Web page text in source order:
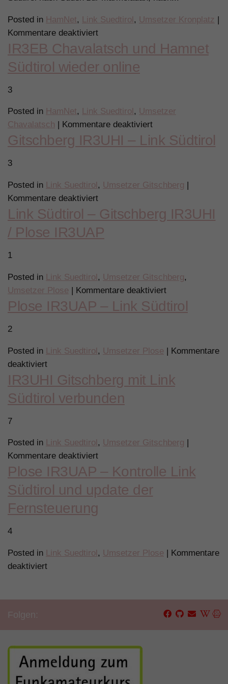
Posted in HamNet, Link Suedtirol, Umsetzer Kronplatz |
Kommentare deaktiviertfür
Kronplatz
IR3DV
–
IR3EB Chavalatsch und Hamnet
Südtirol wieder online
3
Posted in HamNet, Link Suedtirol , Umsetzer
Chavalatsch
Kommentare deaktiviertfür
IR3EB
Südtirol
online
Gitschberg IR3UHI – Link Südtirol
3
Posted in Link Suedtirol, Umsetzer Gitschberg |
Kommentare deaktiviertfür
Gitschberg
IR3UHI
–
Link Südtirol – Gitschberg IR3UHI
/ Plose IR3UAP
1
Posted in Link Suedtirol, Umsetzer Gitschberg,
Umsetzer Plose | Kommentare deaktiviertfür
Link
Südtirol
IR3UHI
Plose
Plose IR3UAP – Link Südtirol
2
Posted in Link Suedtirol, Umsetzer Plose | Kommentare
deaktiviertfür
Plose
IR3UAP
–
IR3UHI Gitschberg mit Link
Südtirol verbunden
7
Posted in Link Suedtirol , Umsetzer Gitschberg
Kommentare deaktiviertfür
IR3UHI
mit
Plose IR3UAP – Kontrolle Link
Südtirol und update der
Fernsteuerung
4
Posted in Link Suedtirol, Umsetzer Plose | Kommentare
deaktiviertfür
Südtirol
und